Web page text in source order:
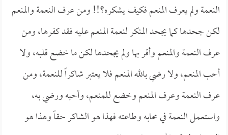
النعمة ولم يعرف المنعم فكيف يشكره؟!! ومن عرف النعمة والمنعم
لكن جحدها كما يجحد المنكر لنعمة المنعم عليه فقد كفرها، ومن
عرف النعمة والمنعم وأقر بها ولم يجحدها لكن ما خضع قلبه، ولا
أحب المنعم، ولا رضي بالله المنعم فلا يعتبر شاكراً للنعمة، ومن
عرف النعمة وعرف المنعم وخضع للمنعم، وأحبه ورضي به،
واستعمل النعمة في محابه وطاعته فهذا هو الشاكر حقاً وهذا هو